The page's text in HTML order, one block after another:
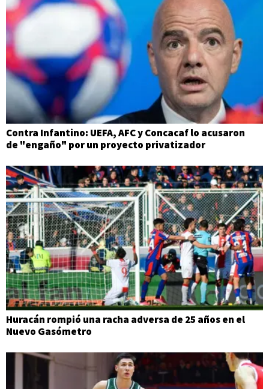
Contra Infantino: UEFA, AFC y Concacaf lo acusaron
de "engaño" por un proyecto privatizador
Huracán rompió una racha adversa de 25 años en el
Nuevo Gasómetro